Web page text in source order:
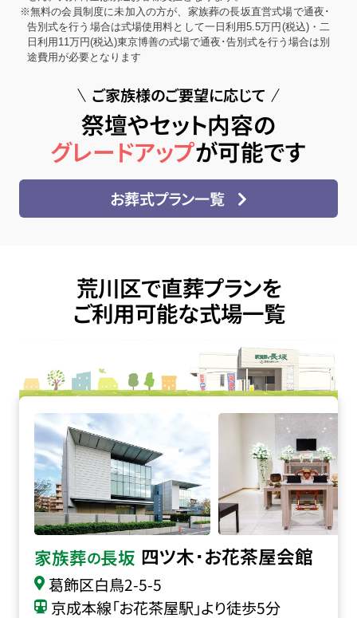
※無料の会員制度に未加入の方が、家族葬の長坂直営式場で通夜･
告別式を行う場合は式場使用料として一日利用5.5万円(税込)・二
日利用11万円(税込)東京博善の式場で通夜･告別式を行う場合は別
途費用が必要となります
ご家族様のご要望に応じて
祭壇やセット内容の
グレードアップが可能です
お葬式プラン一覧
荒川区で直葬プランを
ご利用可能な式場一覧
家族葬の長坂 四ツ木･お花茶屋会館
葛飾区白鳥2-5-5
京成本線「お花茶屋駅」より徒歩5分
四ツ木･お花茶屋会館の詳細へ